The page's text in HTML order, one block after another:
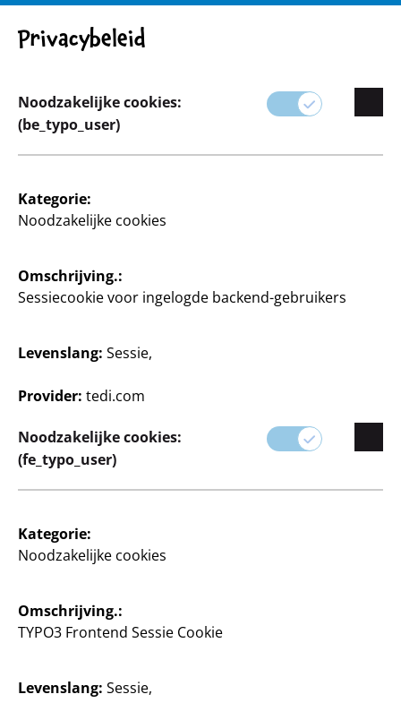
Schrijven
categorie schrijfwaren heeft alles wat je nodig hebt
om te schrijven.
Ontdek een verscheidenheid aan pennen,
notitieblokken, kalenders en organisatiemiddelen
om je te helpen georganiseerd en productief te
blijven.
Ideaal voor kantoor, school of persoonlijk gebruik.
Privacybeleid
Noodzakelijke cookies:
(be_typo_user)
Kategorie:
Noodzakelijke cookies
Omschrijving.:
Sessiecookie voor ingelogde backend-gebruikers
Levenslang: Sessie,
Provider: tedi.com
Noodzakelijke cookies:
(fe_typo_user)
Kategorie:
Noodzakelijke cookies
Omschrijving.:
TYPO3 Frontend Sessie Cookie
Levenslang: Sessie,